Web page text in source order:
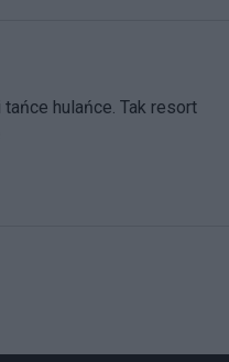
hulańce. Tak resort